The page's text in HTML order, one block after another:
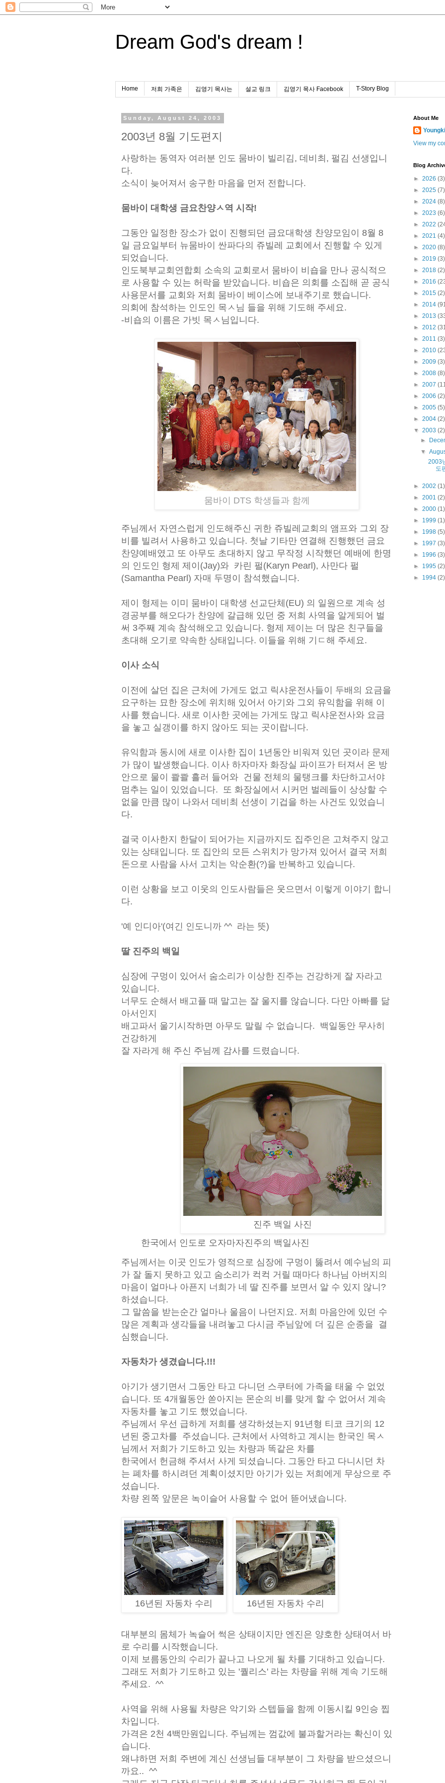
Dream God's dream !
Home 저희 가족은 김영기 목사는 설교 링크 김영기 목사 Facebook T-Story Blog
Sunday, August 24, 2003
2003년 8월 기도편지
사랑하는 동역자 여러분 인도 뭄바이 빌리김, 데비최, 펄김 선생입니
다.
소식이 늦어져서 송구한 마음을 먼저 전합니다.
뭄바이 대학생 금요찬양ㅅ역 시작!
그동안 일정한 장소가 없이 진행되던 금요대학생 찬양모임이 8월 8
일 금요일부터 뉴뭄바이 싼파다의 쥬빌레 교회에서 진행할 수 있게
되었습니다.
인도북부교회연합회 소속의 교회로서 뭄바이 비숍을 만나 공식적으
로 사용할 수 있는 허락을 받았습니다. 비숍은 의회를 소집해 곧 공식
사용문서를 교회와 저희 뭄바이 베이스에 보내주기로 했습니다.
의회에 참석하는 인도인 목ㅅ님 들을 위해 기도해 주세요.
-비숍의 이름은 가빗 목ㅅ님입니다.
뭄바이 DTS 학생들과 함께
주님께서 자연스럽게 인도해주신 귀한 쥬빌레교회의 앰프와 그외 장
비를 빌려서 사용하고 있습니다. 첫날 기타만 연결해 진행했던 금요
찬양예배였고 또 아무도 초대하지 않고 무작정 시작했던 예배에 한명
의 인도인 형제 제이(Jay)와 카린 펄(Karyn Pearl), 사만다 펄
(Samantha Pearl) 자매 두명이 참석했습니다.
제이 형제는 이미 뭄바이 대학생 선교단체(EU) 의 일원으로 계속 성
경공부를 해오다가 찬양에 갈급해 있던 중 저희 사역을 알게되어 벌
써 3주째 계속 참석해오고 있습니다. 형제 제이는 더 많은 친구들을
초대해 오기로 약속한 상태입니다. 이들을 위해 기ㄷ해 주세요.
이사 소식
이전에 살던 집은 근처에 가게도 없고 릭샤운전사들이 두배의 요금을
요구하는 묘한 장소에 위치해 있어서 아기와 그외 유익함을 위해 이
사를 했습니다. 새로 이사한 곳에는 가게도 많고 릭샤운전사와 요금
을 놓고 실갱이를 하지 않아도 되는 곳이랍니다.
유익함과 동시에 새로 이사한 집이 1년동안 비워져 있던 곳이라 문제
가 많이 발생했습니다. 이사 하자마자 화장실 파이프가 터져서 온 방
안으로 물이 콸콸 흘러 들어와 건물 전체의 물탱크를 차단하고서야
멈추는 일이 있었습니다. 또 화장실에서 시커먼 벌레들이 상상할 수
없을 만큼 많이 나와서 데비최 선생이 기겁을 하는 사건도 있었습니
다.
결국 이사한지 한달이 되어가는 지금까지도 집주인은 고쳐주지 않고
있는 상태입니다. 또 집안의 모든 스위치가 망가져 있어서 결국 저희
돈으로 사람을 사서 고치는 악순환(?)을 반복하고 있습니다.
이런 상황을 보고 이웃의 인도사람들은 웃으면서 이렇게 이야기 합니
다.
'예 인디아'(여긴 인도니까 ^^ 라는 뜻)
딸 진주의 백일
심장에 구멍이 있어서 숨소리가 이상한 진주는 건강하게 잘 자라고
있습니다.
너무도 순해서 배고플 때 말고는 잘 울지를 않습니다. 다만 아빠를 닮
아서인지
배고파서 울기시작하면 아무도 말릴 수 없습니다. 백일동안 무사히
건강하게
잘 자라게 해 주신 주님께 감사를 드렸습니다.
진주 백일 사진
한국에서 인도로 오자마자진주의 백일사진
주님께서는 이곳 인도가 영적으로 심장에 구멍이 뚫려서 예수님의 피
가 잘 돌지 못하고 있고 숨소리가 컥컥 거릴 때마다 하나님 아버지의
마음이 얼마나 아픈지 너희가 네 딸 진주를 보면서 알 수 있지 않니?
하셨습니다.
그 말씀을 받는순간 얼마나 울음이 나던지요. 저희 마음안에 있던 수
많은 계획과 생각들을 내려놓고 다시금 주님앞에 더 깊은 순종을 결
심했습니다.
자동차가 생겼습니다.!!!
아기가 생기면서 그동안 타고 다니던 스쿠터에 가족을 태울 수 없었
습니다. 또 4개월동안 쏟아지는 몬순의 비를 맞게 할 수 없어서 계속
자동차를 놓고 기도 했었습니다.
주님께서 우선 급하게 저희를 생각하셨는지 91년형 티코 크기의 12
년된 중고차를 주셨습니다. 근처에서 사역하고 계시는 한국인 목ㅅ
님께서 저희가 기도하고 있는 차량과 똑같은 차를
한국에서 헌금해 주셔서 사게 되셨습니다. 그동안 타고 다니시던 차
는 폐차를 하시려던 계획이셨지만 아기가 있는 저희에게 무상으로 주
셨습니다.
차량 왼쪽 앞문은 녹이슬어 사용할 수 없어 뜯어냈습니다.
16년된 자동차 수리 16년된 자동차 수리
대부분의 몸체가 녹슬어 썩은 상태이지만 엔진은 양호한 상태여서 바
로 수리를 시작했습니다.
이제 보름동안의 수리가 끝나고 나오게 될 차를 기대하고 있습니다.
그래도 저희가 기도하고 있는 '퀄리스' 라는 차량을 위해 계속 기도해
주세요. ^^
사역을 위해 사용될 차량은 악기와 스텝들을 함께 이동시킬 9인승 찝
차입니다.
가격은 2천 4백만원입니다. 주님께는 껌값에 불과할거라는 확신이 있
습니다.
왜냐하면 저희 주변에 계신 선생님들 대부분이 그 차량을 받으셨으니
까요.. ^^
About Me
View my
Blog
► 2026 (3)
► 2025 (7)
► 2024 (8)
► 2023 (6)
► 2022
► 2021 (4)
► 2020 (8)
► 2019 (3)
► 2018 (2)
► 2016
► 2015 (2)
► 2014
► 2013
► 2012
► 2011 (3)
► 2010
► 2009 (3)
► 2008 (8)
► 2007
► 2006 (2)
► 2005 (5)
► 2004 (2)
▼ 2003 (2)
►
▼
2003
도
► 2002 (1)
► 2001 (2)
► 2000 (1)
► 1999 (1)
► 1998 (5)
► 1997 (3)
► 1996 (3)
► 1995 (2)
► 1994 (2)